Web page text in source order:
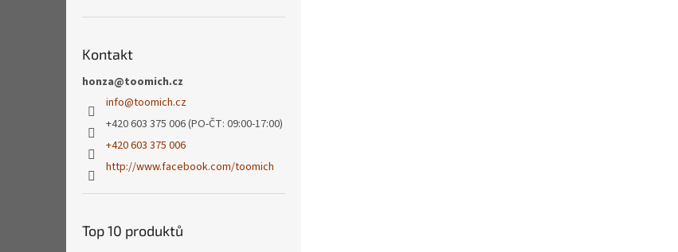
Kontakt
honza@toomich.cz
info@toomich.cz
+420 603 375 006 (PO-ČT: 09:00-17:00)
+420 603 375 006
http://www.facebook.com/toomich
Top 10 produktů